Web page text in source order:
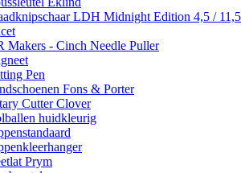
LDH Midnight Edition 4,5 /
Makers - Cinch Needle Puller
Pen
Fons & Porter
Cutter Clover
huidkleurig
Prym